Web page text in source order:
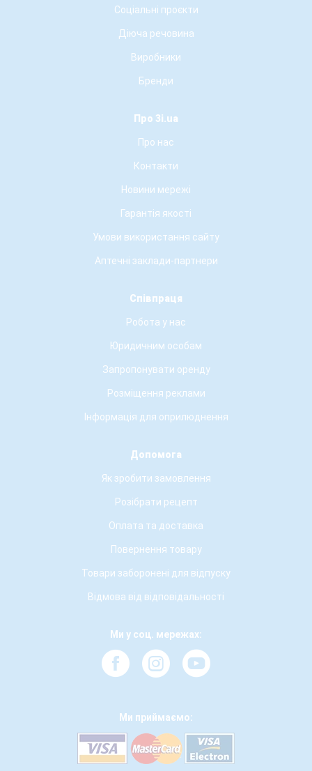
Соціальні проєкти
Діюча речовина
Виробники
Бренди
Про 3i.ua
Про нас
Контакти
Новини мережі
Гарантія якості
Умови використання сайту
Аптечні заклади-партнери
Співпраця
Робота у нас
Юридичним особам
Запропонувати оренду
Розміщення реклами
Інформація для оприлюднення
Допомога
Як зробити замовлення
Розібрати рецепт
Оплата та доставка
Повернення товару
Товари заборонені для відпуску
Відмова від відповідальності
Ми у соц. мережах:
Ми приймаємо: